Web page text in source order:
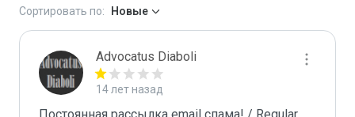
Сортировать по: Новые
Advocatus Diaboli
14 лет назад